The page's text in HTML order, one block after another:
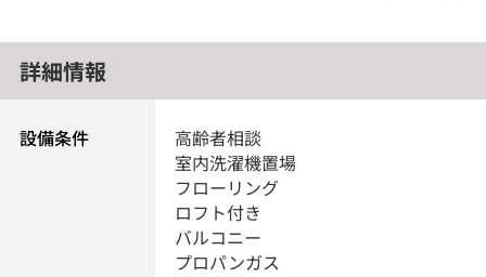
詳細情報
設備条件
高齢者相談
室内洗濯機置場
フローリング
ロフト付き
バルコニー
プロパンガス